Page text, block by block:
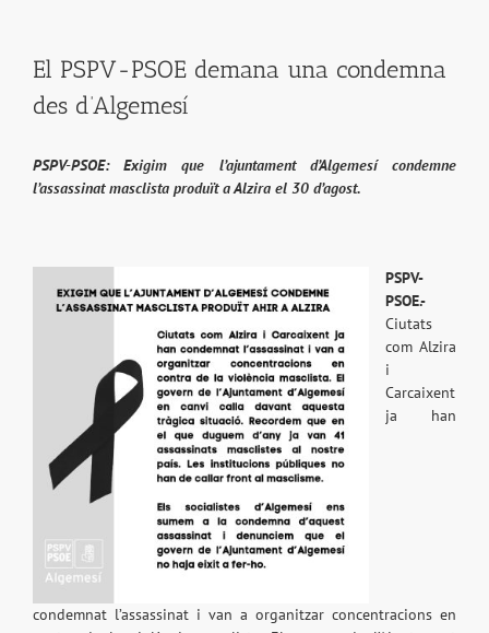
El PSPV-PSOE demana una condemna
des d’Algemesí
PSPV-PSOE: Exigim que l’ajuntament d’Algemesí condemne
l’assassinat masclista produït a Alzira el 30 d’agost.
PSPV-
PSOE.-
Ciutats
com Alzira
i
Carcaixent
ja han
condemnat l’assassinat i van a organitzar concentracions en